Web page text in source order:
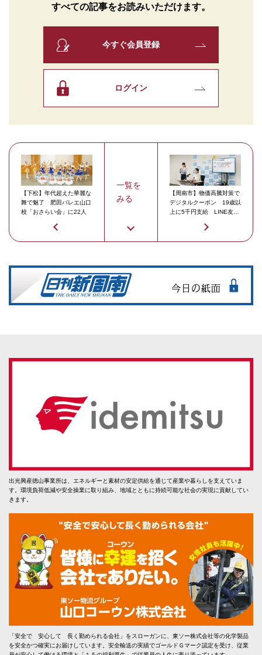
すべての記事をお読みいただけます。
今すぐ会員登録
ログイン
【下松】年代超えた華麗な
舞で魅了 肥田バレエ山口
校「おさらい会」に22人
一覧を
みる
【周南市】物価高騰対策で
デジタルクーポン 19歳以
上に5千円支給 LINE友だ
出光興産徳山事業所は、エネルギーと素材の安定供給を通じて産業や暮らしを支えていま
す。環境負荷低減や安全操業に取り組み、地域とともに持続可能な社会の実現に貢献してい
きます。
「安全で 安心して 長く勤められる会社」をスローガンに、東ソー株式会社等の化学製品
を安全かつ確実にお届けしています。安全輸送の実績でゴールドＧマーク認定を受け、従業